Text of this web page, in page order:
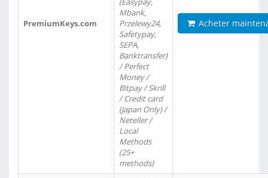
PremiumKeys.com
Mbank,
Przelewy24,
Safetypay,
SEPA,
Banktransfer)
/ Perfect
Money /
Bitpay / Skrill
/ Credit card
(Japan Only) /
Neteller /
Local
Methods
(25+
methods)
Acheter